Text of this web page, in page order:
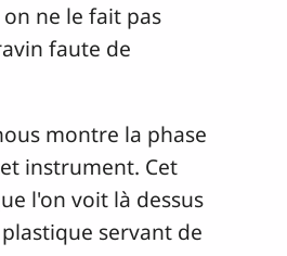
ne le fait pas
faute de
montre la phase
instrument. Cet
l'on voit là dessus
servant de